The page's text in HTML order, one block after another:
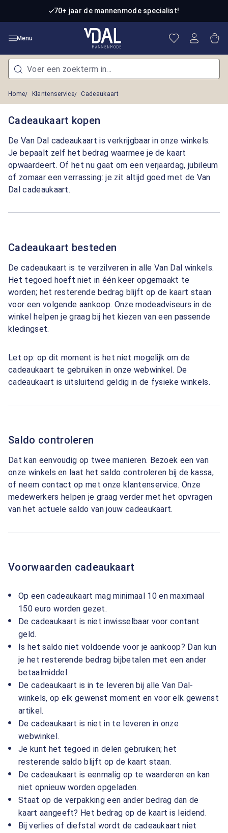
Ga naar de hoofdinhoud70+ jaar de mannenmode specialist!
Menu Je hebt 0
Home Klantenservice Cadeaukaart
Cadeaukaart kopen
De Van Dal cadeaukaart is verkrijgbaar in onze winkels.
Je bepaalt zelf het bedrag waarmee je de kaart
opwaardeert. Of het nu gaat om een verjaardag, jubileum
of zomaar een verrassing: je zit altijd goed met de Van
Dal cadeaukaart.
Cadeaukaart besteden
De cadeaukaart is te verzilveren in alle Van Dal winkels.
Het tegoed hoeft niet in één keer opgemaakt te
worden; het resterende bedrag blijft op de kaart staan
voor een volgende aankoop. Onze modeadviseurs in de
winkel helpen je graag bij het kiezen van een passende
kledingset.
Let op: op dit moment is het niet mogelijk om de
cadeaukaart te gebruiken in onze webwinkel. De
cadeaukaart is uitsluitend geldig in de fysieke winkels.
Saldo controleren
Dat kan eenvoudig op twee manieren. Bezoek een van
onze winkels en laat het saldo controleren bij de kassa,
of neem contact op met onze klantenservice. Onze
medewerkers helpen je graag verder met het opvragen
van het actuele saldo van jouw cadeaukaart.
Voorwaarden cadeaukaart
Op een cadeaukaart mag minimaal 10 en maximaal
150 euro worden gezet.
De cadeaukaart is niet inwisselbaar voor contant
geld.
Is het saldo niet voldoende voor je aankoop? Dan kun
je het resterende bedrag bijbetalen met een ander
betaalmiddel.
De cadeaukaart is in te leveren bij alle Van Dal-
winkels, op elk gewenst moment en voor elk gewenst
artikel.
De cadeaukaart is niet in te leveren in onze
webwinkel.
Je kunt het tegoed in delen gebruiken; het
resterende saldo blijft op de kaart staan.
De cadeaukaart is eenmalig op te waarderen en kan
niet opnieuw worden opgeladen.
Staat op de verpakking een ander bedrag dan de
kaart aangeeft? Het bedrag op de kaart is leidend.
Bij verlies of diefstal wordt de cadeaukaart niet